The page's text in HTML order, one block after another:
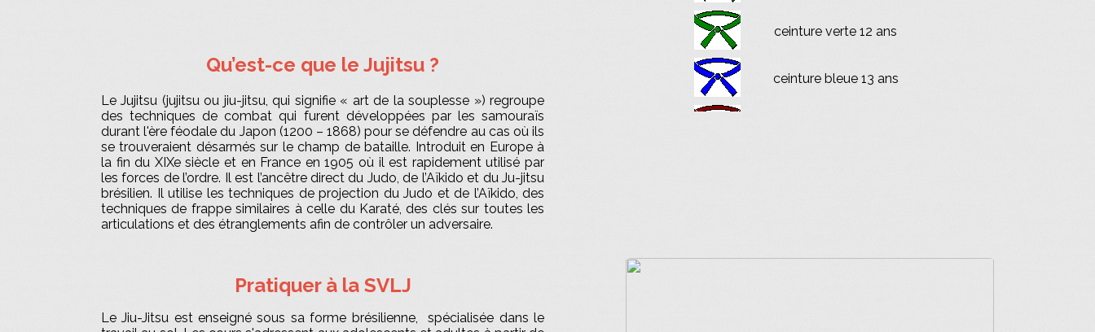
ceinture verte 12 ans
ceinture bleue 13 ans
ceinture rouge
Qu’est-ce que le Jujitsu ?
Le Jujitsu (jujitsu ou jiu-jitsu, qui signifie « art de la souplesse ») regroupe
des techniques de combat qui furent développées par les samouraïs
durant l'ère féodale du Japon (1200 – 1868) pour se défendre au cas où ils
se trouveraient désarmés sur le champ de bataille. Introduit en Europe à
la fin du XIXe siècle et en France en 1905 où il est rapidement utilisé par
les forces de l’ordre. Il est l’ancêtre direct du Judo, de l’Aïkido et du Ju-jitsu
brésilien. Il utilise les techniques de projection du Judo et de l’Aïkido, des
techniques de frappe similaires à celle du Karaté, des clés sur toutes les
articulations et des étranglements afin de contrôler un adversaire.
Pratiquer à la SVLJ
Le Jiu-Jitsu est enseigné sous sa forme brésilienne, spécialisée dans le